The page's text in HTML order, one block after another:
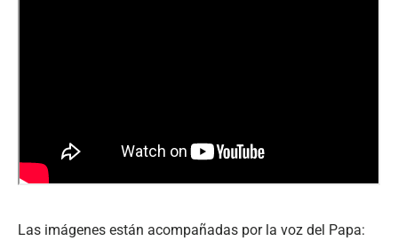
Las imágenes están acompañadas por la voz del Papa: